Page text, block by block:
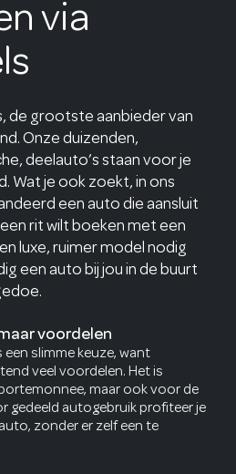
via
de grootste aanbieder van
Onze duizenden,
deelauto’s staan voor je
Wat je ook zoekt, in ons
een auto die aansluit
rit wilt boeken met een
luxe, ruimer model nodig
een auto bij jou in de buurt
voordelen
een slimme keuze, want
veel voordelen. Het is
maar ook voor de
gedeeld autogebruik profiteer je
zonder er zelf een te